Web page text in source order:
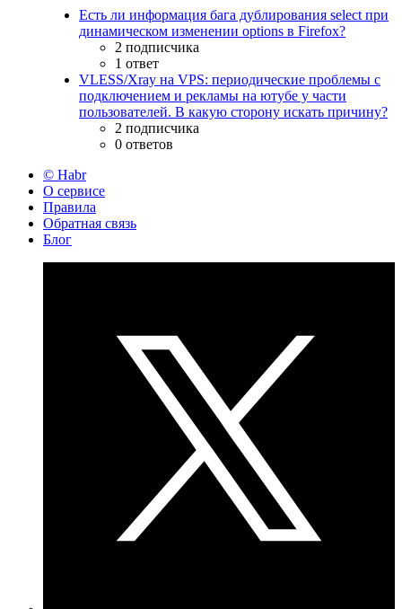
Есть ли информация бага дублирования select при
динамическом изменении options в Firefox?
2 подписчика
1 ответ
VLESS/Xray на VPS: периодические проблемы с
подключением и рекламы на ютубе у части
пользователей. В какую сторону искать причину?
2 подписчика
0 ответов
© Habr
О сервисе
Правила
Обратная связь
Блог